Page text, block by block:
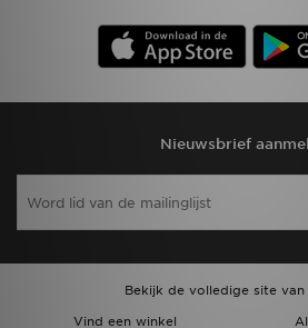
Nieuwsbrief
Bekijk de volledige site van
Vind een winkel